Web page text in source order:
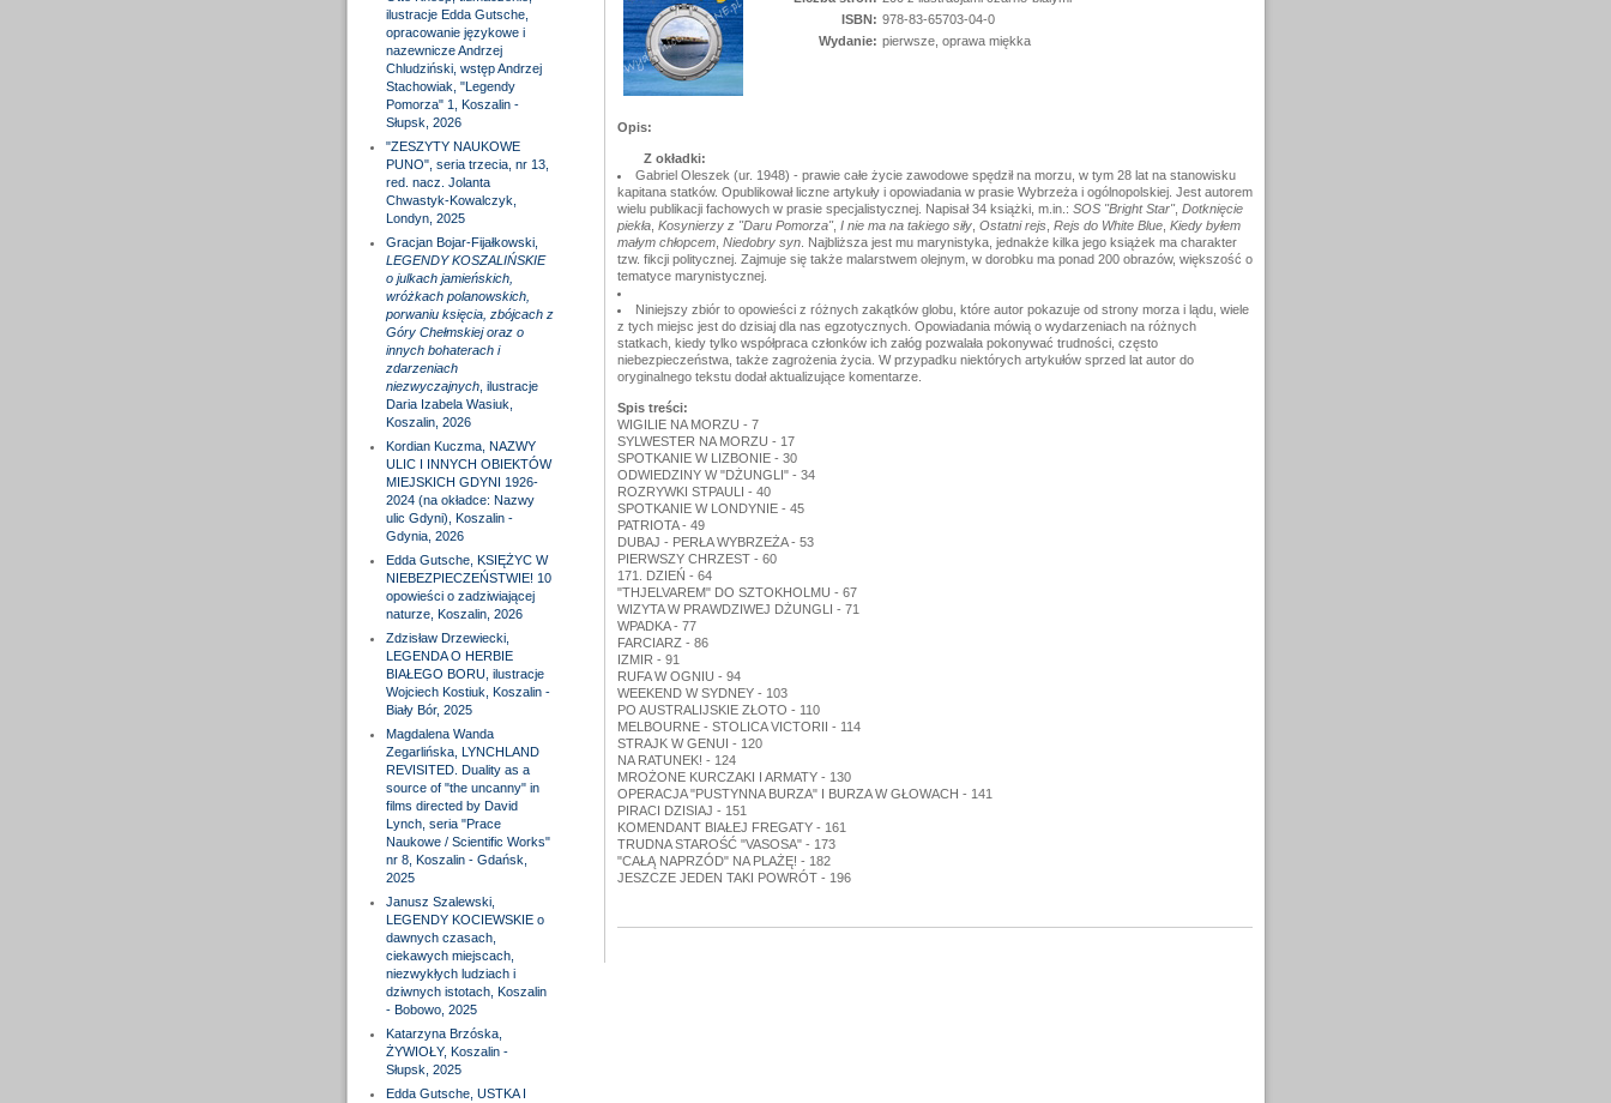
ilustracje Edda Gutsche,
opracowanie językowe i
nazewnicze Andrzej
Chludziński, wstęp Andrzej
Stachowiak, "Legendy
Pomorza" 1, Koszalin -
Słupsk, 2026
"ZESZYTY NAUKOWE
PUNO", seria trzecia, nr 13,
red. nacz. Jolanta
Chwastyk-Kowalczyk,
Londyn, 2025
Gracjan Bojar-Fijałkowski,
LEGENDY KOSZALIŃSKIE
o julkach jamieńskich,
wróżkach polanowskich,
porwaniu księcia, zbójcach z
Góry Chełmskiej oraz o
innych bohaterach i
zdarzeniach
niezwyczajnych, ilustracje
Daria Izabela Wasiuk,
Koszalin, 2026
Kordian Kuczma, NAZWY
ULIC I INNYCH OBIEKTÓW
MIEJSKICH GDYNI 1926-
2024 (na okładce: Nazwy
ulic Gdyni), Koszalin -
Gdynia, 2026
Edda Gutsche, KSIĘŻYC W
NIEBEZPIECZEŃSTWIE! 10
opowieści o zadziwiającej
naturze, Koszalin, 2026
Zdzisław Drzewiecki,
LEGENDA O HERBIE
BIAŁEGO BORU, ilustracje
Wojciech Kostiuk, Koszalin -
Biały Bór, 2025
Magdalena Wanda
Zegarlińska, LYNCHLAND
REVISITED. Duality as a
source of "the uncanny" in
films directed by David
Lynch, seria "Prace
Naukowe / Scientific Works"
nr 8, Koszalin - Gdańsk,
2025
Janusz Szalewski,
LEGENDY KOCIEWSKIE o
dawnych czasach,
ciekawych miejscach,
niezwykłych ludziach i
dziwnych istotach, Koszalin
- Bobowo, 2025
Katarzyna Brzóska,
ŻYWIOŁY, Koszalin -
Słupsk, 2025
Edda Gutsche, USTKA I
ISBN: 978-83-65703-04-0
Wydanie: pierwsze, oprawa miękka
Opis:
Z okładki:
Gabriel Oleszek (ur. 1948) - prawie całe życie zawodowe spędził na morzu, w tym 28 lat na stanowisku
kapitana statków. Opublikował liczne artykuły i opowiadania w prasie Wybrzeża i ogólnopolskiej. Jest autorem
wielu publikacji fachowych w prasie specjalistycznej. Napisał 34 książki, m.in.: SOS "Bright Star", Dotknięcie
piekła, Kosynierzy z "Daru Pomorza", I nie ma na takiego siły, Ostatni rejs Rejs do White Blue, Kiedy byłem
małym chłopcem, Niedobry syn. Najbliższa jest mu marynistyka, jednakże kilka jego książek ma charakter
tzw. fikcji politycznej. Zajmuje się także malarstwem olejnym, w dorobku ma ponad 200 obrazów, większość o
tematyce marynistycznej.
Niniejszy zbiór to opowieści z różnych zakątków globu, które autor pokazuje od strony morza i lądu, wiele
z tych miejsc jest do dzisiaj dla nas egzotycznych. Opowiadania mówią o wydarzeniach na różnych
statkach, kiedy tylko współpraca członków ich załóg pozwalała pokonywać trudności, często
niebezpieczeństwa, także zagrożenia życia. W przypadku niektórych artykułów sprzed lat autor do
oryginalnego tekstu dodał aktualizujące komentarze.
Spis treści:
WIGILIE NA MORZU - 7
SYLWESTER NA MORZU - 17
SPOTKANIE W LIZBONIE - 30
ODWIEDZINY W "DŻUNGLI" - 34
ROZRYWKI STPAULI - 40
SPOTKANIE W LONDYNIE - 45
PATRIOTA - 49
DUBAJ - PERŁA WYBRZEŻA - 53
PIERWSZY CHRZEST - 60
171. DZIEŃ - 64
"THJELVAREM" DO SZTOKHOLMU - 67
WIZYTA W PRAWDZIWEJ DŻUNGLI - 71
WPADKA - 77
FARCIARZ - 86
IZMIR - 91
RUFA W OGNIU - 94
WEEKEND W SYDNEY - 103
PO AUSTRALIJSKIE ZŁOTO - 110
MELBOURNE - STOLICA VICTORII - 114
STRAJK W GENUI - 120
NA RATUNEK! - 124
MROŻONE KURCZAKI I ARMATY - 130
OPERACJA "PUSTYNNA BURZA" I BURZA W GŁOWACH - 141
PIRACI DZISIAJ - 151
KOMENDANT BIAŁEJ FREGATY - 161
TRUDNA STAROŚĆ "VASOSA" - 173
"CAŁĄ NAPRZÓD" NA PLAŻĘ! - 182
JESZCZE JEDEN TAKI POWRÓT - 196